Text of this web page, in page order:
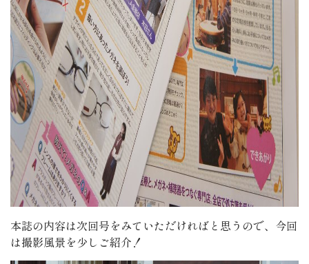
本誌の内容は次回号をみていただければと思うので、今回
は撮影風景を少しご紹介！